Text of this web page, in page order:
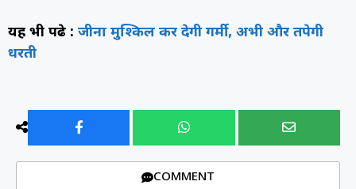
यह भी पढे़ : जीना मुश्किल कर देगी गर्मी, अभी और तपेगी
धरती
COMMENT